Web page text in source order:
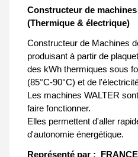
Constructeur de
(Thermique & électrique)
Constructeur de Machines
produisant à partir de
des kWh thermiques sous
(85°C-90°C) et de
Les machines WALTER
faire fonctionner.
Elles permettent d'aller
d'autonomie énergétique.
Représenté par :